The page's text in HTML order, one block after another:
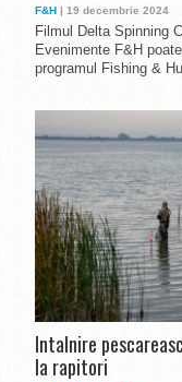
F&H | 19 decembrie 2024
Filmul Delta Spinning
Evenimente F&H
programul Fishing &
Intalnire
la rapitori